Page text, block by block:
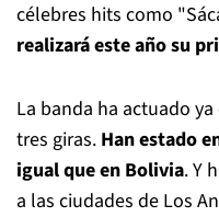
célebres hits como
realizará este año su
La banda ha actuado
tres giras. Han estado
igual que en Bolivia. Y
a las ciudades de Los